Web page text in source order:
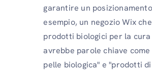
garantire un
esempio, un negozio Wix
prodotti biologici per la
avrebbe parole chiave
pelle biologica" e "prodotti